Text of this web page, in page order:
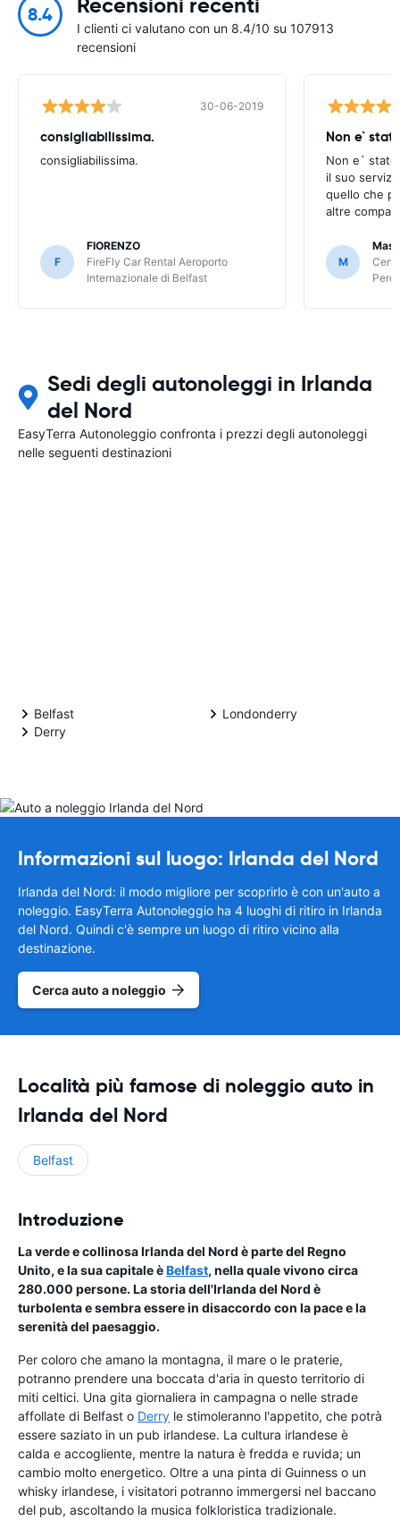
8.4
I clienti ci valutano con un 8.4/10 su 107913
recensioni
30-06-2019
consigliabilissima.
consigliabilissima.
F
FIORENZO
FireFly Car Rental Aeroporto
Internazionale di Belfast
Non e`
Non e` stato
il suo
quello che
altre
M
Sedi degli autonoleggi in Irlanda
del Nord
EasyTerra Autonoleggio confronta i prezzi degli autonoleggi
nelle seguenti destinazioni
Belfast
Derry
Londonderry
Informazioni sul luogo: Irlanda del Nord
Irlanda del Nord: il modo migliore per scoprirlo è con un'auto a
noleggio. EasyTerra Autonoleggio ha 4 luoghi di ritiro in Irlanda
del Nord. Quindi c'è sempre un luogo di ritiro vicino alla
destinazione.
Cerca auto a noleggio
Località più famose di noleggio auto in
Irlanda del Nord
Belfast
Introduzione
La verde e collinosa Irlanda del Nord è parte del Regno
Unito, e la sua capitale èBelfast, nella quale vivono circa
280.000 persone. La storia dell'Irlanda del Nord è
turbolenta e sembra essere in disaccordo con la pace e la
serenità del paesaggio.
Per coloro che amano la montagna, il mare o le praterie,
potranno prendere una boccata d'aria in questo territorio di
miti celtici. Una gita giornaliera in campagna o nelle strade
affollate di Belfast o Derry le stimoleranno l'appetito, che potrà
essere saziato in un pub irlandese. La cultura irlandese è
calda e accogliente, mentre la natura è fredda e ruvida; un
cambio molto energetico. Oltre a una pinta di Guinness o un
whisky irlandese, i visitatori potranno immergersi nel baccano
del pub, ascoltando la musica folkloristica tradizionale.